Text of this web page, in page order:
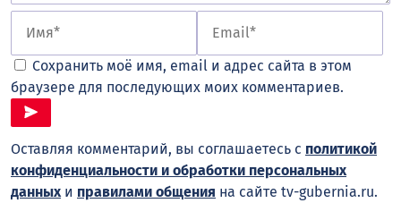
Сохранить моё имя, email и адрес сайта в этом
браузере для последующих моих комментариев.
Оставляя комментарий, вы соглашаетесь с политикой
конфиденциальности и обработки персональных
данных и правилами общения на сайте tv-gubernia.ru.